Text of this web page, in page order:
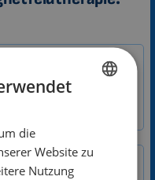
DUTCH
die
Website zu
Nutzung